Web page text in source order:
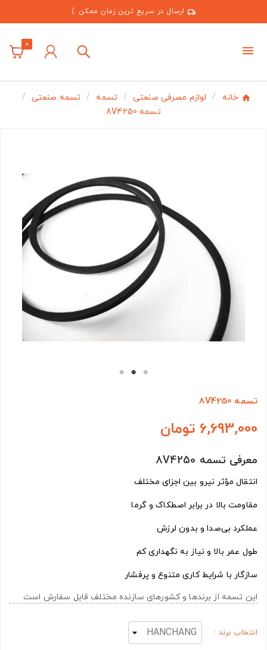
ارسال در سریع ترین زمان ممکن :)
0
خانه لوازم مصرفی صنعتی تسمه
تسمه صنعتی
تسمه 8V4250
تسمه 8V4250
6,693,000 تومان
معرفی تسمه 8V4250
انتقال مؤثر نیرو بین اجزای مختلف
مقاومت بالا در برابر اصطکاک و گرما
عملکرد بی‌صدا و بدون لرزش
طول عمر بالا و نیاز به نگهداری کم
سازگار با شرایط کاری متنوع و پرفشار
این تسمه از برندها و کشورهای سازنده مختلف قابل سفارش است
انتخاب برند :